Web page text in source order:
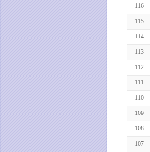
116
115
114
113
112
111
110
109
108
107